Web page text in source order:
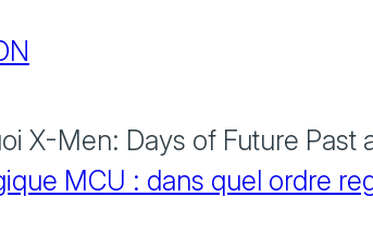
X-Men: Days of Future Past
MCU : dans quel ordre